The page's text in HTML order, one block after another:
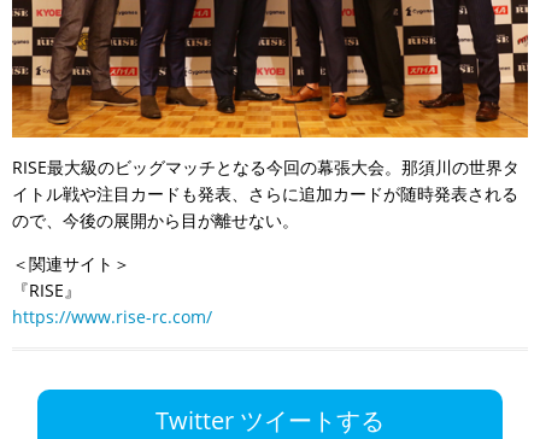
RISE最大級のビッグマッチとなる今回の幕張大会。那須川の世界タ
イトル戦や注目カードも発表、さらに追加カードが随時発表される
ので、今後の展開から目が離せない。
＜関連サイト＞
『RISE』
https://www.rise-rc.com/
Twitter ツイートする